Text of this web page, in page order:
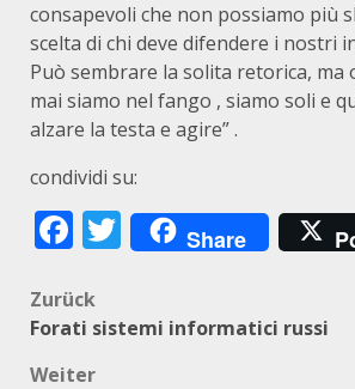
consapevoli che non possiamo più
scelta di chi deve difendere i nostri
Può sembrare la solita retorica, ma
mai siamo nel fango , siamo soli e
alzare la testa e agire” .
condividi su:
Facebook
Twitter
Share
Beitragsnavigation
Zurück
Forati sistemi informatici russi
Weiter